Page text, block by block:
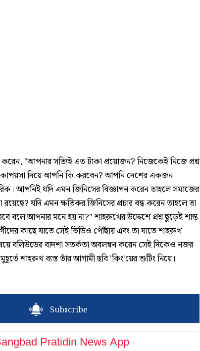
"আপনার সত্যিই এত টাকা প্রয়োজন? নিজেকেই নিজে প্রশ্ন
দিয়ে আপনি কি করবেন? আপনি দেশের একজন
আপনিই যদি এমন জিনিসের বিজ্ঞাপন করেন তাহলে সমাজের
রয়েছে? যদি এমন ক্ষতিকর জিনিসের প্রচার বন্ধ করেন তাহলে তা
বলে আপনার মনে হয় না?" শাহরুখের উদ্দেশে প্রশ্ন ছুড়েই শান্ত
কাছে যাতে সেই ভিডিও পৌঁছায় এবং তা যাতে শাহরুখ
বলিউডের বাদশা সতর্কতা অবলম্বন করেন সেই দিকেও নজর
শাহরুখ ব্যস্ত তাঁর আগামী ছবি 'কিং'য়ের শুটিং নিয়ে।
Subscribe
Pratidin News App